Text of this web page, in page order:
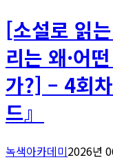
[소설로 읽
리는 왜·어
가?] – 4회
드』
녹색아카데미2026년